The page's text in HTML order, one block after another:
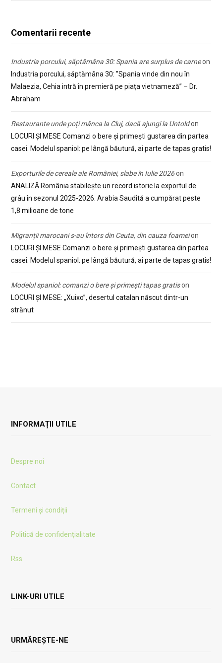
Comentarii recente
Industria porcului, săptămâna 30: Spania are surplus de carneon
Industria porcului, săptămâna 30: ”Spania vinde din nou în
Malaezia, Cehia intră în premieră pe piața vietnameză” – Dr.
Abraham
Restaurante unde poți mânca la Cluj, dacă ajungi la Untoldon
LOCURI ȘI MESE Comanzi o bere și primești gustarea din partea
casei. Modelul spaniol: pe lângă băutură, ai parte de tapas gratis!
Exporturile de cereale ale României, slabe în Iulie 2026on
ANALIZĂ România stabilește un record istoric la exportul de
grâu în sezonul 2025-2026. Arabia Saudită a cumpărat peste
1,8 milioane de tone
Migranții marocani s-au întors din Ceuta, din cauza foameion
LOCURI ȘI MESE Comanzi o bere și primești gustarea din partea
casei. Modelul spaniol: pe lângă băutură, ai parte de tapas gratis!
Modelul spaniol: comanzi o bere și primești tapas gratison
LOCURI ȘI MESE: „Xuixo”, desertul catalan născut dintr-un
strănut
INFORMAȚII UTILE
Despre noi
Contact
Termeni și condiții
Politică de confidențialitate
Rss
LINK-URI UTILE
URMĂREȘTE-NE